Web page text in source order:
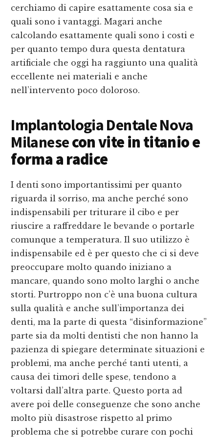
cerchiamo di capire esattamente cosa sia e
quali sono i vantaggi. Magari anche
calcolando esattamente quali sono i costi e
per quanto tempo dura questa dentatura
artificiale che oggi ha raggiunto una qualità
eccellente nei materiali e anche
nell’intervento poco doloroso.
Implantologia Dentale Nova
Milanesecon vite in titanio e
forma a radice
I denti sono importantissimi per quanto
riguarda il sorriso, ma anche perché sono
indispensabili per triturare il cibo e per
riuscire a raffreddare le bevande o portarle
comunque a temperatura. Il suo utilizzo è
indispensabile ed è per questo che ci si deve
preoccupare molto quando iniziano a
mancare, quando sono molto larghi o anche
storti. Purtroppo non c’è una buona cultura
sulla qualità e anche sull’importanza dei
denti, ma la parte di questa “disinformazione”
parte sia da molti dentisti che non hanno la
pazienza di spiegare determinate situazioni e
problemi, ma anche perché tanti utenti, a
causa dei timori delle spese, tendono a
voltarsi dall’altra parte. Questo porta ad
avere poi delle conseguenze che sono anche
molto più disastrose rispetto al primo
problema che si potrebbe curare con pochi